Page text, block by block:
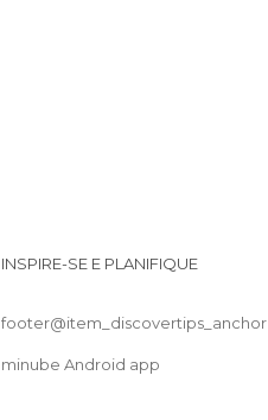
INSPIRE-SE E PLANIFIQUE
footer@item_discovertips_anchor
minube Android app